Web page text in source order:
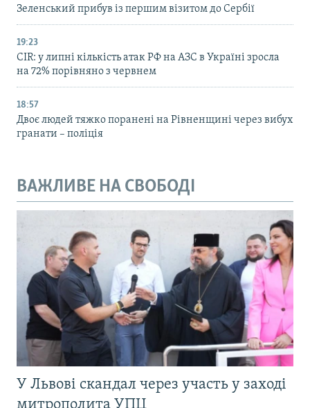
Зеленський прибув із першим візитом до Сербії
19:23
CIR: у липні кількість атак РФ на АЗС в Україні зросла
на 72% порівняно з червнем
18:57
Двоє людей тяжко поранені на Рівненщині через вибух
гранати – поліція
ВАЖЛИВЕ НА СВОБОДІ
У Львові скандал через участь у заході